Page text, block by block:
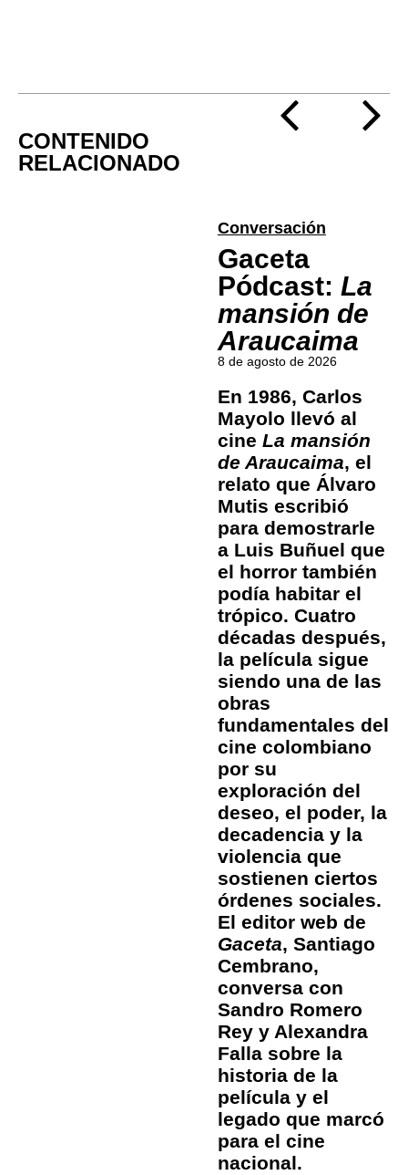
CONTENIDO
RELACIONADO
Conversación
Gaceta
Pódcast: La
mansión de
Araucaima
8 de agosto de 2026
En 1986, Carlos
Mayolo llevó al
cine La mansión
de Araucaima, el
relato que Álvaro
Mutis escribió
para demostrarle
a Luis Buñuel que
el horror también
podía habitar el
trópico. Cuatro
décadas después,
la película sigue
siendo una de las
obras
fundamentales del
cine colombiano
por su
exploración del
deseo, el poder, la
decadencia y la
violencia que
sostienen ciertos
órdenes sociales.
El editor web de
Gaceta, Santiago
Cembrano,
conversa con
Sandro Romero
Rey y Alexandra
Falla sobre la
historia de la
película y el
legado que marcó
para el cine
nacional.